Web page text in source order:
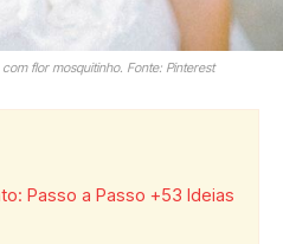
flor mosquitinho. Fonte: Pinterest
Passo a Passo +53 Ideias